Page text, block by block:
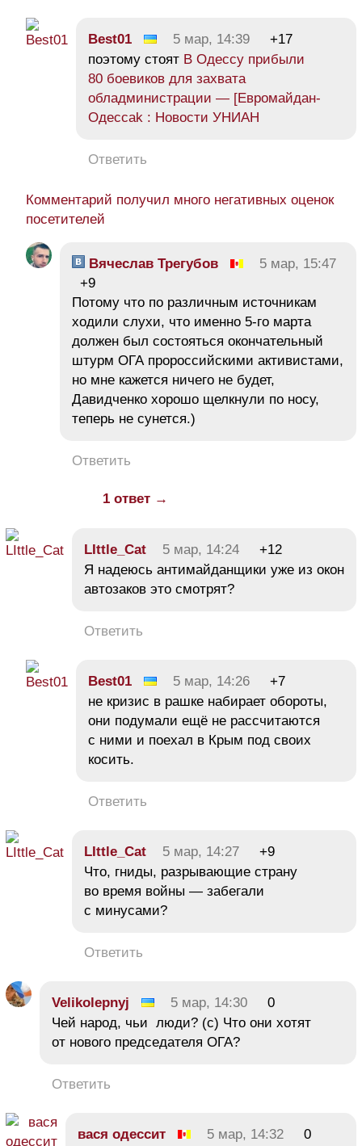
Best01 5 мар, 14:39
+17
поэтому стоят В Одессу прибыли
80 боевиков для захвата
обладминистрации — [Евромайдан-
Одессаk : Новости УНИАН
Ответить
Комментарий получил много негативных оценок
посетителей
Вячеслав Трегубов
5 мар, 15:47
+9
Потому что по различным источникам
ходили слухи, что именно 5-го марта
должен был состояться окончательный
штурм ОГА пророссийскими активистами,
но мне кажется ничего не будет,
Давидченко хорошо щелкнули по носу,
теперь не сунется.)
Ответить
1 ответ →
LIttle_Cat 5 мар, 14:24
+12
Я надеюсь антимайданщики уже из окон
автозаков это смотрят?
Ответить
Best01 5 мар, 14:26
+7
не кризис в рашке набирает обороты,
они подумали ещё не рассчитаются
с ними и поехал в Крым под своих
косить.
Ответить
LIttle_Cat 5 мар, 14:27
+9
Что, гниды, разрывающие страну
во время войны — забегали
с минусами?
Ответить
Velikolepnyj 5 мар, 14:30
0
Чей народ, чьи люди? (с) Что они хотят
от нового председателя ОГА?
Ответить
вася одессит 5 мар, 14:32
0